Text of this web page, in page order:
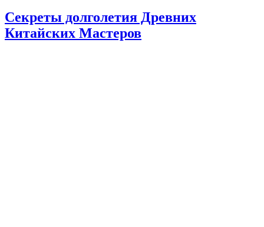
Секреты долголетия Древних
Китайских Мастеров